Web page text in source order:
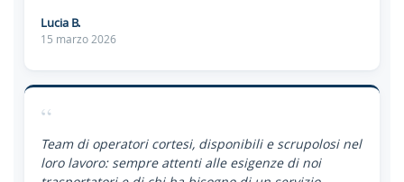
Lucia B.
15 marzo 2026
“
Team di operatori cortesi, disponibili e scrupolosi nel
loro lavoro: sempre attenti alle esigenze di noi